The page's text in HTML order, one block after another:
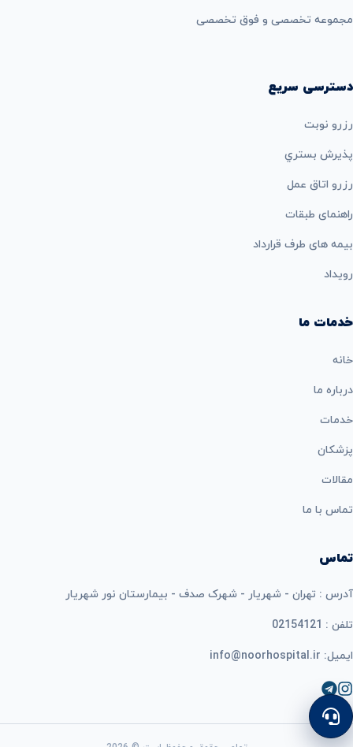
مجموعه تخصصی و فوق تخصصی
دسترسی سریع
رزرو نوبت
پذيرش بستري
رزرو اتاق عمل
راهنمای طبقات
بيمه های طرف قرارداد
رویداد
خدمات ما
خانه
درباره ما
خدمات
پزشکان
مقالات
تماس با ما
تماس
آدرس : تهران - شهریار - شهرک صدف - بیمارستان نور شهریار
تلفن : 02154121
ایمیل: info@noorhospital.ir